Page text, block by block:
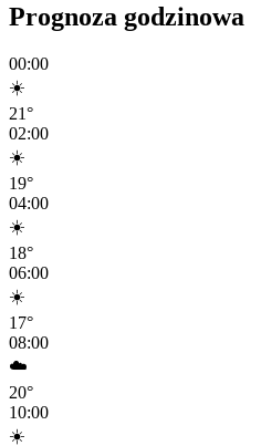
Prognoza godzinowa
00:00
☀️
21°
02:00
☀️
19°
04:00
☀️
18°
06:00
☀️
17°
08:00
☁️
20°
10:00
☀️